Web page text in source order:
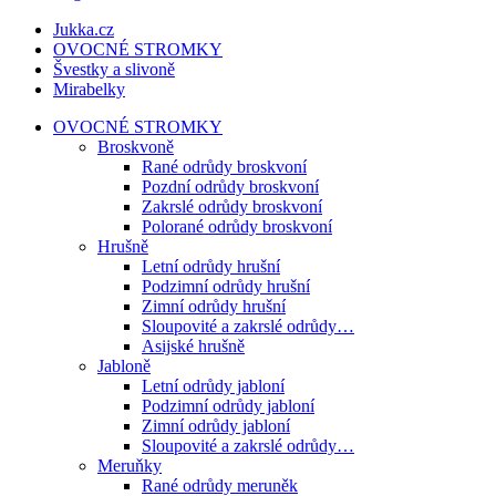
Jukka.cz
OVOCNÉ STROMKY
Švestky a slivoně
Mirabelky
OVOCNÉ STROMKY
Broskvoně
Rané odrůdy broskvoní
Pozdní odrůdy broskvoní
Zakrslé odrůdy broskvoní
Polorané odrůdy broskvoní
Hrušně
Letní odrůdy hrušní
Podzimní odrůdy hrušní
Zimní odrůdy hrušní
Sloupovité a zakrslé odrůdy…
Asijské hrušně
Jabloně
Letní odrůdy jabloní
Podzimní odrůdy jabloní
Zimní odrůdy jabloní
Sloupovité a zakrslé odrůdy…
Meruňky
Rané odrůdy meruněk